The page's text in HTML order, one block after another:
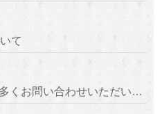
て
【9/11 追記】8月28日より多くお問い合わせいただいている内容について